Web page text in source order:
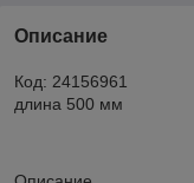
Описание
Код: 24156961
длина 500 мм